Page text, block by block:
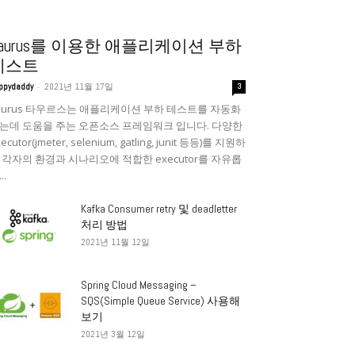
를 이용한 애플리케이션 부하
스트
- 2021년 11월 17일 3
타우르스는 애플리케이션 부하 테스트를 자동화
데 도움을 주는 오픈소스 프레임워크 입니다. 다양한
selenium, gatling, junit 등등)를 지원하
자의 환경과 시나리오에 적합한 executor를 자유롭
Kafka Consumer retry 및 deadletter
처리 방법
2021년 11월 12일
Spring Cloud Messaging –
SQS(Simple Queue Service) 사용해
보기
2021년 3월 12일